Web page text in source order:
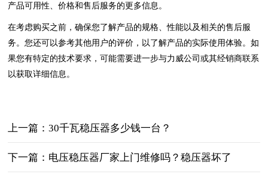
产品可用性、价格和售后服务的更多信息。
在考虑购买之前，确保您了解产品的规格、性能以及相关的售后服
务。您还可以参考其他用户的评价，以了解产品的实际使用体验。如
果您有特定的技术要求，可能需要进一步与力威公司或其经销商联系
以获取详细信息。
上一篇：30千瓦稳压器多少钱一台？
下一篇：电压稳压器厂家上门维修吗？稳压器坏了